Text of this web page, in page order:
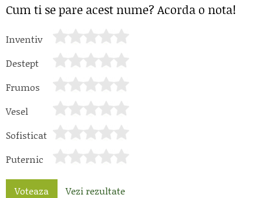
Cum ti se pare acest nume? Acorda o nota!
Inventiv
Destept
Frumos
Vesel
Sofisticat
Puternic
Voteaza Vezi rezultate